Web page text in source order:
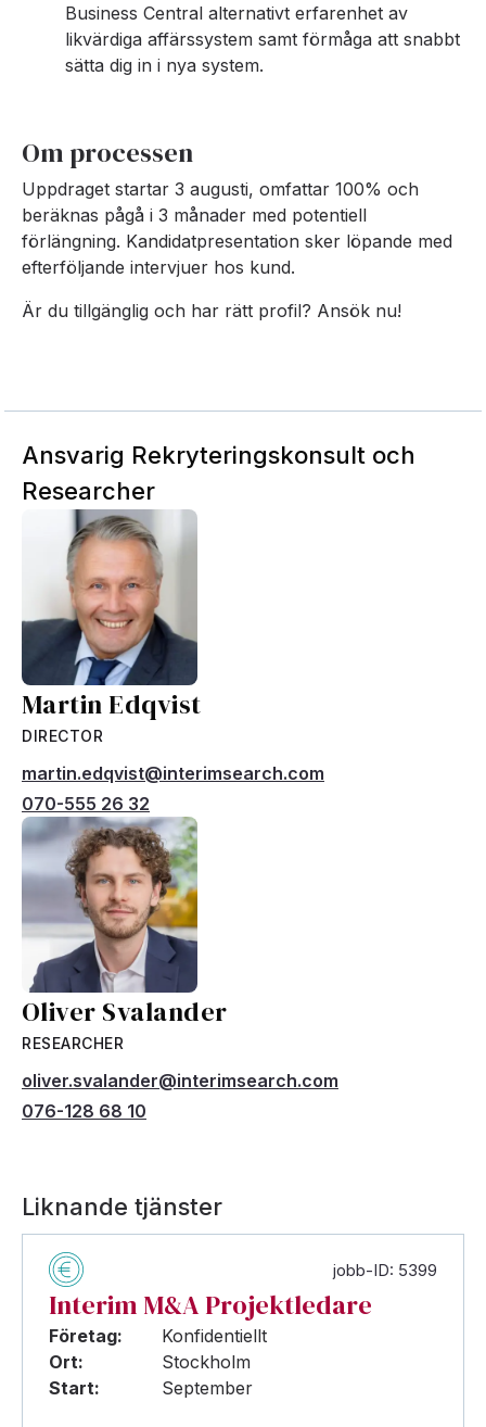
Business Central alternativt erfarenhet av
likvärdiga affärssystem samt förmåga att snabbt
sätta dig in i nya system.
Om processen
Uppdraget startar 3 augusti, omfattar 100% och
beräknas pågå i 3 månader med potentiell
förlängning. Kandidatpresentation sker löpande med
efterföljande intervjuer hos kund.
Är du tillgänglig och har rätt profil? Ansök nu!
Ansvarig Rekryteringskonsult och
Researcher
Martin Edqvist
DIRECTOR
martin.edqvist@interimsearch.com
070-555 26 32
Oliver Svalander
RESEARCHER
oliver.svalander@interimsearch.com
076-128 68 10
Liknande tjänster
jobb-ID: 5399
Interim M&A Projektledare
Företag:
Konfidentiellt
Ort:
Stockholm
Start:
September